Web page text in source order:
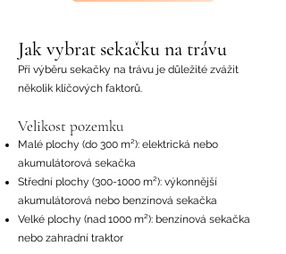
Jak vybrat sekačku na trávu
Při výběru sekačky na trávu je důležité zvážit
několik klíčových faktorů.
Velikost pozemku
Malé plochy (do 300 m²): elektrická nebo
akumulátorová sekačka
Střední plochy (300-1000 m²): výkonnější
akumulátorová nebo benzínová sekačka
Velké plochy (nad 1000 m²): benzínová sekačka
nebo zahradní traktor